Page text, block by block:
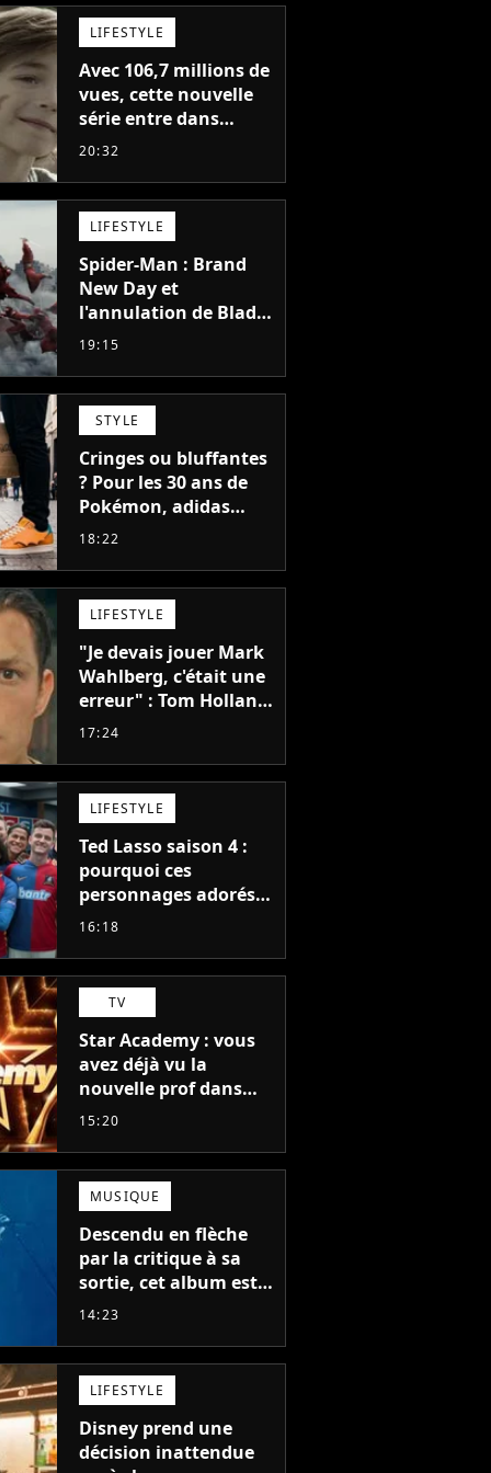
LIFESTYLE
Avec 106,7 millions de
vues, cette nouvelle
série entre dans
l'histoire de Netflix en
20:32
LIFESTYLE
Spider-Man : Brand
New Day et
l'annulation de Blade
montrent que Marvel
faire quoi que ce soit
de simple
19:15
STYLE
Cringes ou bluffantes
? Pour les 30 ans de
Pokémon, adidas
dévoile une énorme
et je ne sais pas quoi
en penser
18:22
LIFESTYLE
"Je devais jouer Mark
Wahlberg, c'était une
erreur" : Tom Holland,
la star de Spider-Man,
blockbuster
17:24
LIFESTYLE
Ted Lasso saison 4 :
pourquoi ces
personnages adorés
des fans ne sont pas
16:18
TV
Star Academy : vous
avez déjà vu la
nouvelle prof dans
The Voice et aux
15:20
MUSIQUE
Descendu en flèche
par la critique à sa
sortie, cet album est
en train de devenir le
auteur
14:23
LIFESTYLE
Disney prend une
décision inattendue